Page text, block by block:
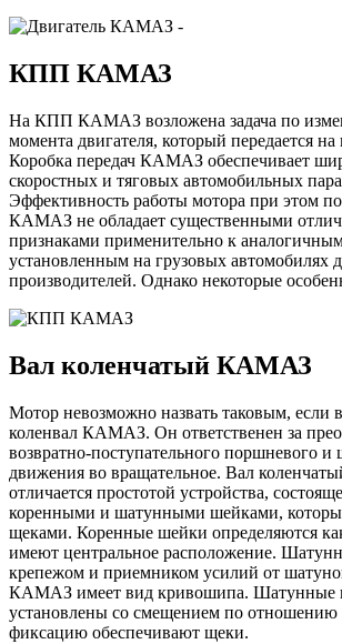
КПП КАМАЗ
На КПП КАМАЗ возложена задача по
момента двигателя, который передается
Коробка передач КАМАЗ обеспечивает
скоростных и тяговых автомобильных
Эффективность работы мотора при этом
КАМАЗ не обладает существенными
признаками применительно к аналогичным
установленным на грузовых автомобилях
производителей. Однако некоторые
Вал коленчатый КАМАЗ
Мотор невозможно назвать таковым, если
коленвал КАМАЗ. Он ответственен за
возвратно-поступательного поршневого и
движения во вращательное. Вал
отличается простотой устройства,
коренными и шатунными шейками,
щеками. Коренные шейки определяются
имеют центральное расположение.
крепежом и приемником усилий от
КАМАЗ имеет вид кривошипа. Шатунные
установлены со смещением по отношению
фиксацию обеспечивают щеки.